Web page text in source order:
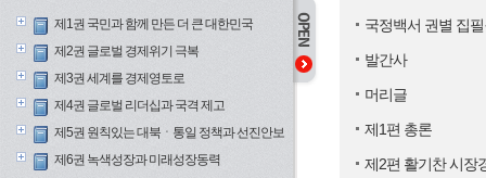
제1권 국민과 함께 만든 더 큰 대한민국
제2권 글로벌 경제위기 극복
제3권 세계를 경제영토로
제4권 글로벌 리더십과 국격 제고
제5권 원칙있는 대북ㆍ통일 정책과 선진안보
제6권 녹색성장과 미래성장동력
국정백서 권별 집
발간사
머리글
제1편 총론
제2편 활기찬 시장